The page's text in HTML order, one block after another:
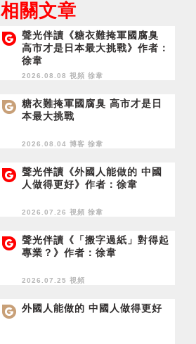
相關文章
聲光伴讀《糖衣難掩軍國腐臭
高市才是日本最大挑戰》作者：
徐韋
2026.08.08 視頻 徐韋
糖衣難掩軍國腐臭 高市才是日
本最大挑戰
2026.08.04 博客 徐韋
聲光伴讀《外國人能做的 中國
人做得更好》作者：徐韋
2026.07.26 視頻 徐韋
聲光伴讀《「搬字過紙」對得起
專業？》作者：徐韋
2026.07.25 視頻
外國人能做的 中國人做得更好